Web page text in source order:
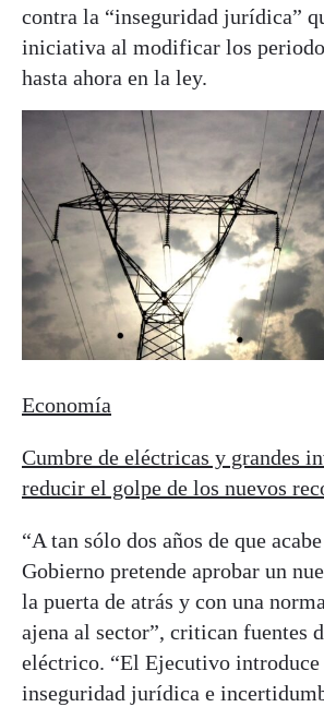
contra la “inseguridad jurídica”
iniciativa al modificar los
hasta ahora en la ley.
Economía
Cumbre de eléctricas y grandes
reducir el golpe de los nuevos
“A tan sólo dos años de que
Gobierno pretende aprobar un
la puerta de atrás y con una
ajena al sector”, critican fuentes
eléctrico. “El Ejecutivo introduce
inseguridad jurídica e